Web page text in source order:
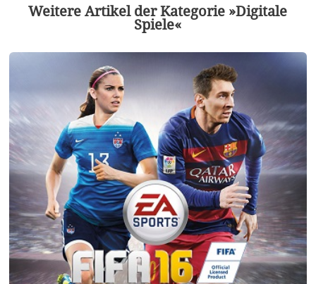
Weitere Artikel der Kategorie »Digitale
Spiele«